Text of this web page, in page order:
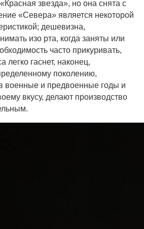
звезда», но она снята с
«Севера» является некоторой
дешевизна,
изо рта, когда заняты или
часто прикуривать,
легко гаснет, наконец,
поколению,
военные и предвоенные годы и
вкусу, делают производство